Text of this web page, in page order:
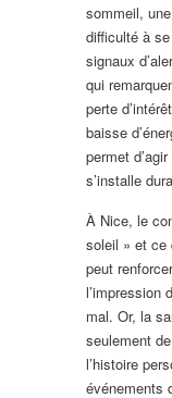
sommeil,
difficulté à
signaux
qui
perte
baisse
permet
s’installe
À Nice, le
soleil » et ce
peut
l’impression
mal. Or, la
seulement
l’histoire
événements